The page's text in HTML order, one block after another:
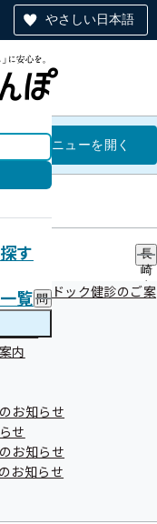
やさしい日本語
す
覧 問
い
出
一
覧
の
長崎支部
メニューを開く
長
崎
支
部
・人間ドック健診のご案
願い
内
お知らせ
せ
お知らせ
お知らせ
ー
診勧奨ポスターを作
ご活用ください。